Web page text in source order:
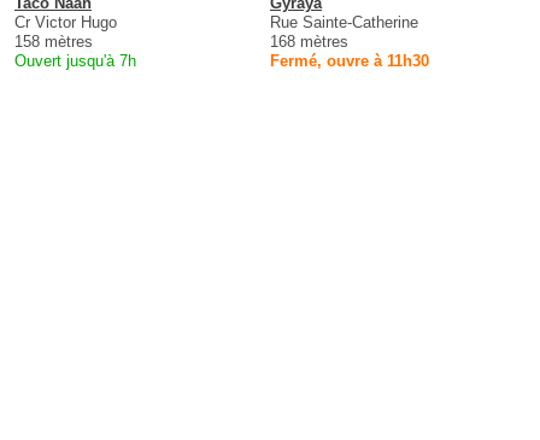
Cr Victor Hugo
158 mètres
Ouvert jusqu'à 7h
Rue Sainte-Catherine
168 mètres
Fermé, ouvre à 11h30